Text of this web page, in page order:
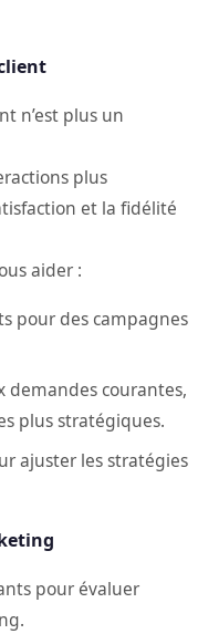
n’est plus un
plus
et la fidélité
aider :
pour des campagnes
demandes courantes,
plus stratégiques.
ajuster les stratégies
pour évaluer